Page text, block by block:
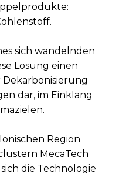
sich wandelnden
Lösung einen
dar, im Einklang
Region
MecaTech
die Technologie